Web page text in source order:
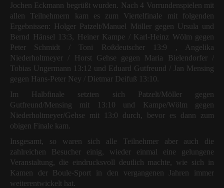
Jochen Eckmann begrüßt wurden. Nach 4 Vorrundenspielen mit
allen Teilnehmern kam es zum Viertelfinale mit folgenden
Ergebnissen: Holger Patzelt/Manuel Möller gegen Ursula und
Bernd Hänsel 13:3, Heiner Kampe / Karl-Heinz Wölm gegen
Peter Schmidt / Toni Roßdeutscher 13:9 , Angelika
Niederholtmeyer / Horst Gehse gegen Maria Bielendorfer /
Tobias Ungermann 13:12 und Eduard Gutfreund / Jan Mensing
gegen Hans-Peter Ney / Dietmar Deifuß 13:10.
Im Halbfinale setzten sich Patzelt/Möller gegen
Gutfreund/Mensing mit 13:10 und Kampe/Wölm gegen
Niederholtmeyer/Gehse mit 13:0 durch, bevor es dann zum
obigen Finale kam.
Insgesamt, so waren sich alle Teilnehmer aber auch die
zahlreichen Besucher einig, wieder einmal eine gelungene
Veranstaltung, die eindrucksvoll deutlich machte, wie sich in
Kamen der Boule-Sport in den vergangenen Jahren immer
weiterentwickelt hat.